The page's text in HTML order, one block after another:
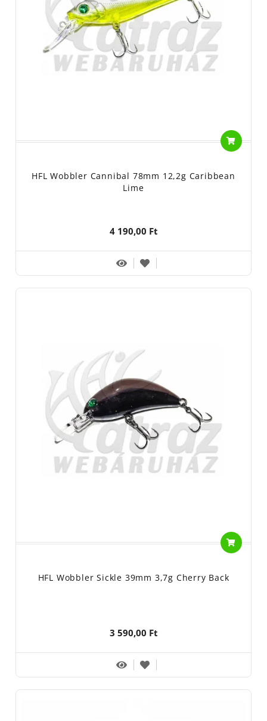
HFL Wobbler Cannibal 78mm 12,2g Caribbean
Lime
4 190,00 Ft
HFL Wobbler Sickle 39mm 3,7g Cherry Back
3 590,00 Ft